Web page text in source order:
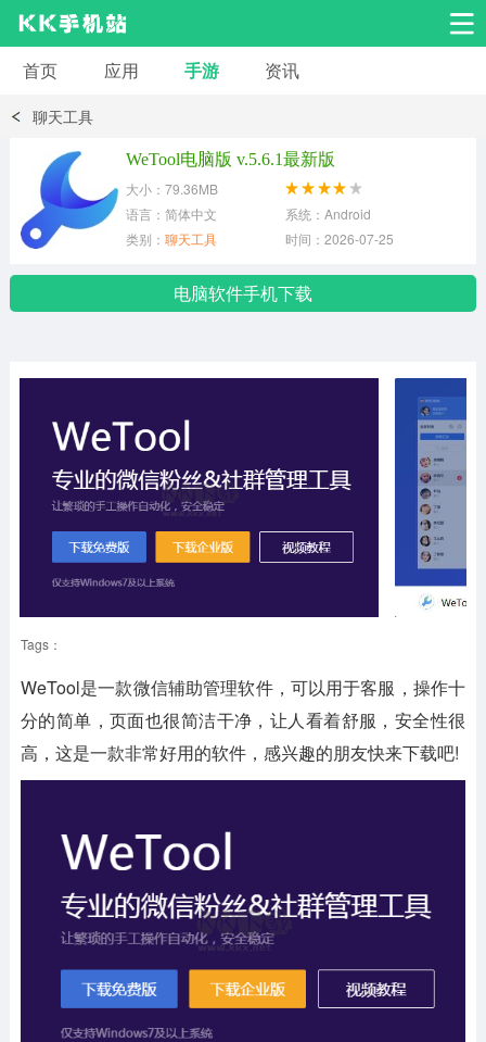
安卓应用
小说漫画
游戏辅助
安卓其它
首页 应用 手游 资讯
聊天工具
WeTool电脑版 v.5.6.1最新版
大小：79.36MB
语言：简体中文
系统：Android
类别： 聊天工具 时间：2026-07-25
电脑软件手机下载
Tags：
WeTool是一款微信辅助管理软件，可以用于客服，操作十
分的简单，页面也很简洁干净，让人看着舒服，安全性很
高，这是一款非常好用的软件，感兴趣的朋友快来下载吧!